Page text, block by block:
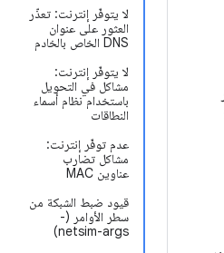
لا يتوفّر إنترنت: تعذّر
العثور على عنوان
DNS الخاص بالخادم
لا يتوفّر إنترنت:
مشاكل في التحويل
باستخدام نظام أسماء
النطاقات
عدم توفّر إنترنت:
مشاكل تضارب
عناوين MAC
قيود ضبط الشبكة من
سطر الأوامر (-
netsim-args)